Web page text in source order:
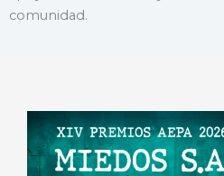
comunidad.